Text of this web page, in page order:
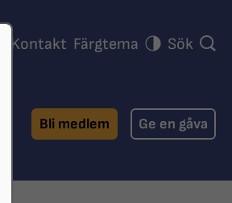
Kontakt Färgtema Sök
Bli medlem Ge en gåva